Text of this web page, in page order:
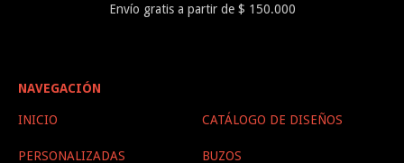
Envío gratis a partir de $ 150.000
NAVEGACIÓN
INICIO CATÁLOGO DE DISEÑOS
PERSONALIZADAS BUZOS